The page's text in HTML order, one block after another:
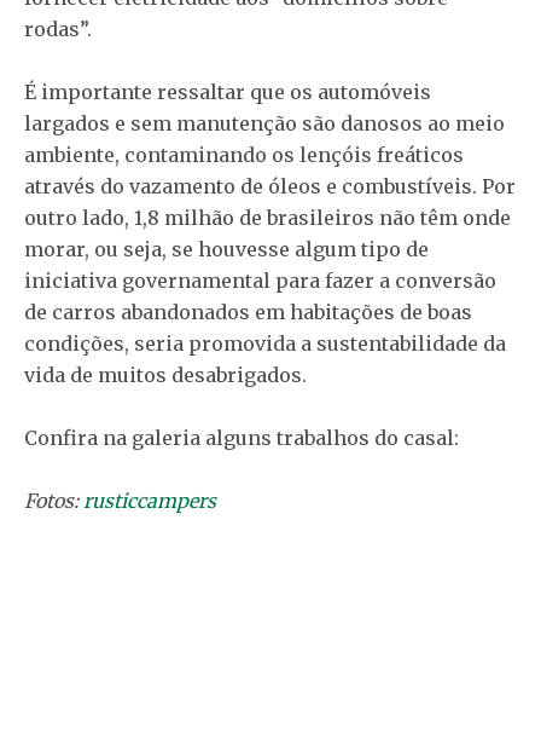
rodas”.
É importante ressaltar que os automóveis
largados e sem manutenção são danosos ao meio
ambiente, contaminando os lençóis freáticos
através do vazamento de óleos e combustíveis. Por
outro lado, 1,8 milhão de brasileiros não têm onde
morar, ou seja, se houvesse algum tipo de
iniciativa governamental para fazer a conversão
de carros abandonados em habitações de boas
condições, seria promovida a sustentabilidade da
vida de muitos desabrigados.
Confira na galeria alguns trabalhos do casal:
Fotos:rusticcampers